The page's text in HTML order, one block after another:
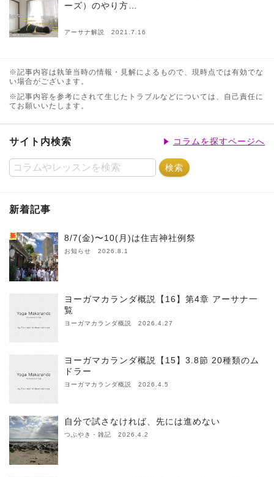
ーズ）のやり方…
アーサナ解説 2021.7.16
※記事内容は執筆当時の情報・見解によるもので、現時点では有効でな
い場合がございます。
※記事内容を参考にされて生じたトラブルなどについては、自己責任に
てお願いいたします。
サイト内検索 コラムを探すページへ
新着記事
新 8/7(金)〜10(月)は住吉神社例祭
お知らせ 2026.8.1
ヨーガマカランダ概説【16】第4章 アーサナ一
覧
ヨーガマカランダ概説 2026.4.27
ヨーガマカランダ概説【15】3.8節 20種類のム
ドラー
ヨーガマカランダ概説 2026.4.5
自分で試さなければ、先には進めない
つぶやき・雑記 2026.4.2